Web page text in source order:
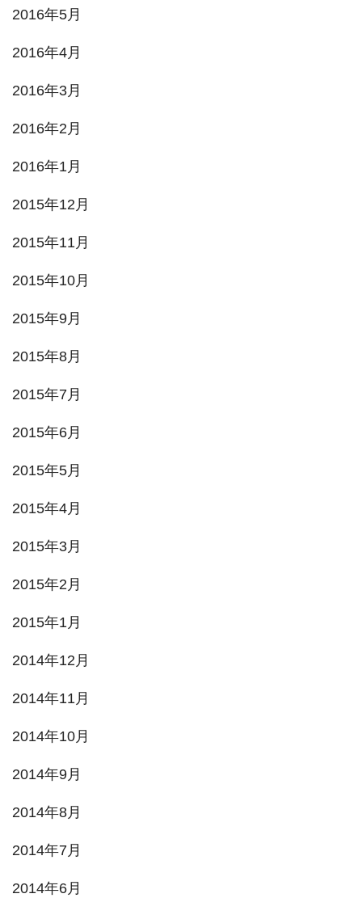
2016年5月
2016年4月
2016年3月
2016年2月
2016年1月
2015年12月
2015年11月
2015年10月
2015年9月
2015年8月
2015年7月
2015年6月
2015年5月
2015年4月
2015年3月
2015年2月
2015年1月
2014年12月
2014年11月
2014年10月
2014年9月
2014年8月
2014年7月
2014年6月